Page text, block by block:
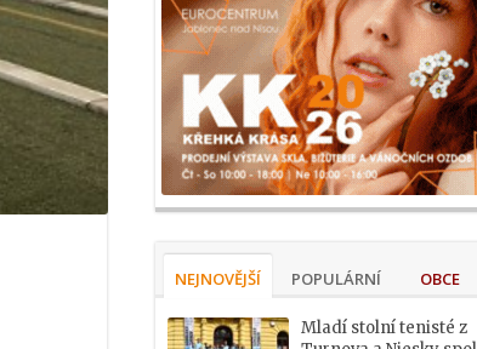
NEJNOVĚJŠÍ POPULÁRNÍ OBCE
Mladí stolní tenisté z